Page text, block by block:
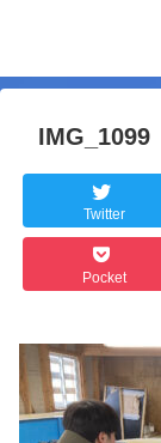
IMG_1099
Twitter
Pocket